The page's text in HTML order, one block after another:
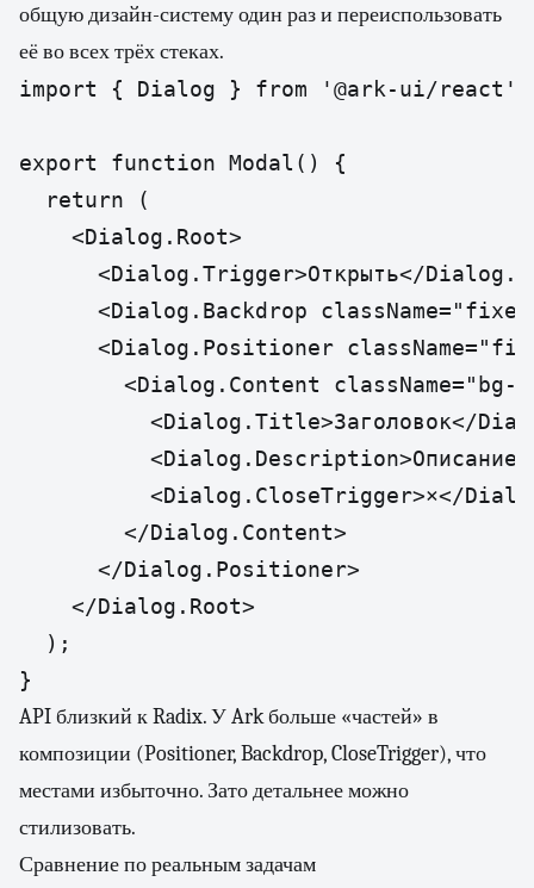
общую дизайн-систему один раз и переиспользовать
её во всех трёх стеках.
import { Dialog } from '@ark-ui/react';
export function Modal() {
  return (
    <Dialog.Root>
<Dialog.Trigger>Открыть</
<Dialog.Backdrop
<Dialog.Positioner
<Dialog.Content className="bg-
<Dialog.Title>Заголовок</
<Dialog.CloseTrigger>×</
        </Dialog.Content>
      </Dialog.Positioner>
    </Dialog.Root>
  );
}
API близкий к Radix. У Ark больше «частей» в
композиции (Positioner, Backdrop, CloseTrigger), что
местами избыточно. Зато детальнее можно
стилизовать.
Сравнение по реальным задачам